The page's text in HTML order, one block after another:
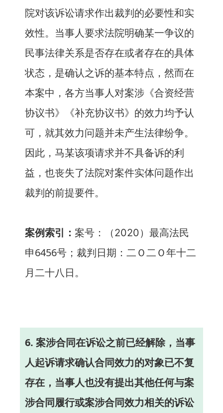
院对该诉讼请求作出裁判的必要性和实
效性。当事人要求法院明确某一争议的
民事法律关系是否存在或者存在的具体
状态，是确认之诉的基本特点，然而在
本案中，各方当事人对案涉《合资经营
协议书》《补充协议书》的效力均予认
可，就其效力问题并未产生法律纷争。
因此，马某该项请求并不具备诉的利
益，也丧失了法院对案件实体问题作出
裁判的前提要件。
案例索引： 案号：（2020）最高法民
申6456号；裁判日期：二Ｏ二Ｏ年十二
月二十八日。
6. 案涉合同在诉讼之前已经解除，当事
人起诉请求确认合同效力的对象已不复
存在，当事人也没有提出其他任何与案
涉合同履行或案涉合同效力相关的诉讼